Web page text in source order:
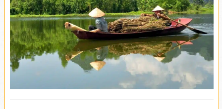
Izlet ne obuhvata:Napojnice (bakšiš), obroke.
Izlet se realizuje iz mesta:Ho Ši Min